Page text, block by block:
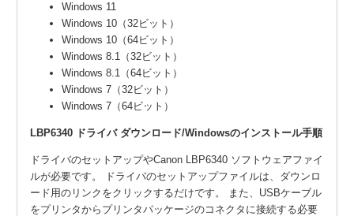
Windows 11
Windows 10（32ビット）
Windows 10（64ビット）
Windows 8.1（32ビット）
Windows 8.1（64ビット）
Windows 7（32ビット）
Windows 7（64ビット）
LBP6340 ドライバ ダウンロード/Windowsのインストール手順
ドライバのセットアップやCanon LBP6340 ソフトウェアファイ
ルが必要です。 ドライバのセットアップファイルは、ダウンロ
ード用のリンクをクリックするだけです。 また、USBケーブル
をプリンタからプリンタパッケージのコネクタに接続する必要